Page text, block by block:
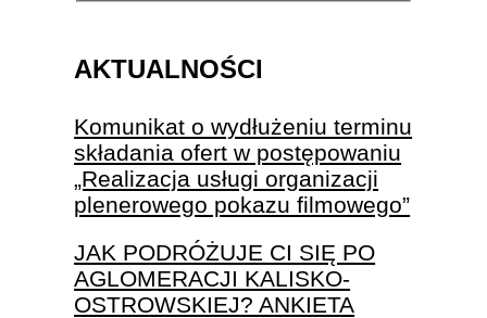
AKTUALNOŚCI
Komunikat o wydłużeniu terminu
składania ofert w postępowaniu
„Realizacja usługi organizacji
plenerowego pokazu filmowego”
JAK PODRÓŻUJE CI SIĘ PO
AGLOMERACJI KALISKO-
OSTROWSKIEJ? ANKIETA